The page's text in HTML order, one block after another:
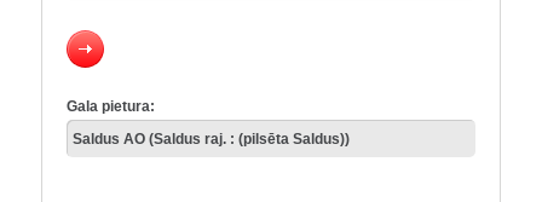
Gala pietura: